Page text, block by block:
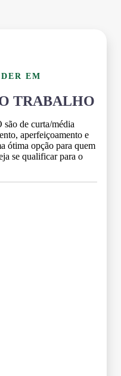
EM
TRABALHO
de curta/média
aperfeiçoamento e
ótima opção para quem
se qualificar para o